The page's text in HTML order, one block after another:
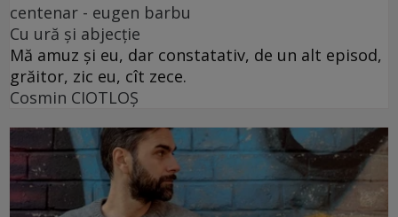
centenar - eugen barbu
Cu ură și abjecție
Mă amuz și eu, dar constatativ, de un alt episod,
grăitor, zic eu, cît zece.
Cosmin CIOTLOŞ